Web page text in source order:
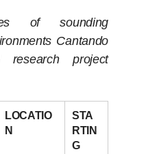
of sounding
Cantando
research project
LOCATIO
N
STA
RTIN
G